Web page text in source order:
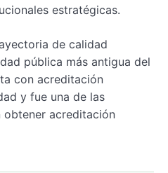
estratégicas.
de calidad
pública más antigua del
con acreditación
y fue una de las
obtener acreditación